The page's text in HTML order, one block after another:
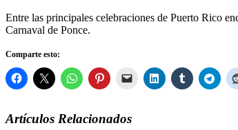
Entre las principales celebraciones de Puerto Rico
Carnaval de Ponce.
Comparte esto:
Artículos Relacionados